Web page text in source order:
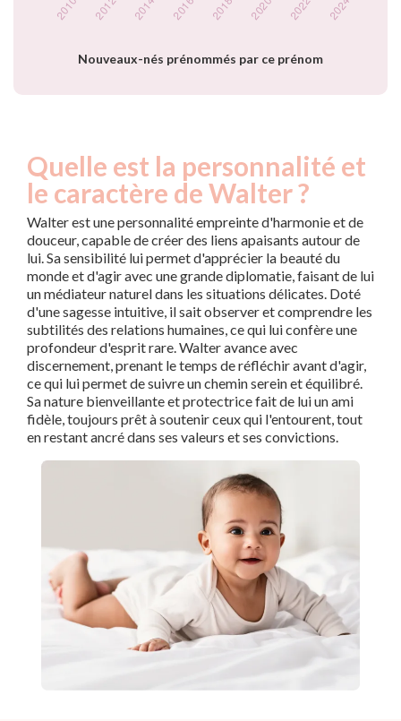
Nouveaux-nés prénommés par ce prénom
Popularité du
Quelle est la personnalité et
le caractère de Walter ?
Walter est une personnalité empreinte d'harmonie et de
douceur, capable de créer des liens apaisants autour de
lui. Sa sensibilité lui permet d'apprécier la beauté du
monde et d'agir avec une grande diplomatie, faisant de lui
un médiateur naturel dans les situations délicates. Doté
d'une sagesse intuitive, il sait observer et comprendre les
subtilités des relations humaines, ce qui lui confère une
profondeur d'esprit rare. Walter avance avec
discernement, prenant le temps de réfléchir avant d'agir,
ce qui lui permet de suivre un chemin serein et équilibré.
Sa nature bienveillante et protectrice fait de lui un ami
fidèle, toujours prêt à soutenir ceux qui l'entourent, tout
en restant ancré dans ses valeurs et ses convictions.